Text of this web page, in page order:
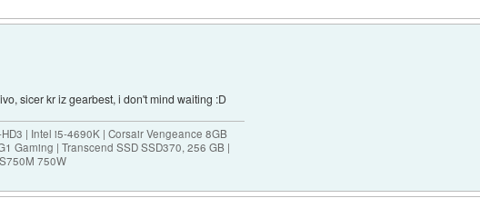
sicer kr iz gearbest, i don't mind waiting :D
| Intel i5-4690K | Corsair Vengeance 8GB
Gaming | Transcend SSD SSD370, 256 GB |
750W